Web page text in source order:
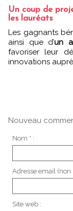
Un coup de
les lauréats
Les gagnants bénéficieront d’une mise en lumière accrue
ainsi que d’un
favoriser leur
innovations
Nouveau
Nom * :
Adresse email (non
Site web :